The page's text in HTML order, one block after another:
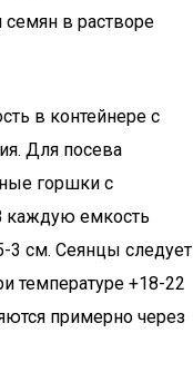
в растворе
в контейнере с
Для посева
горшки с
каждую емкость
3 см. Сеянцы следует
температуре +18-22
примерно через